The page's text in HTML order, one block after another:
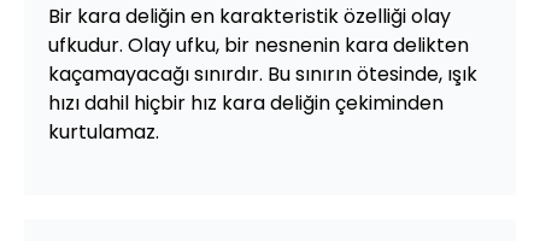
Bir kara deliğin en karakteristik özelliği olay
ufkudur. Olay ufku, bir nesnenin kara delikten
kaçamayacağı sınırdır. Bu sınırın ötesinde, ışık
hızı dahil hiçbir hız kara deliğin çekiminden
kurtulamaz.